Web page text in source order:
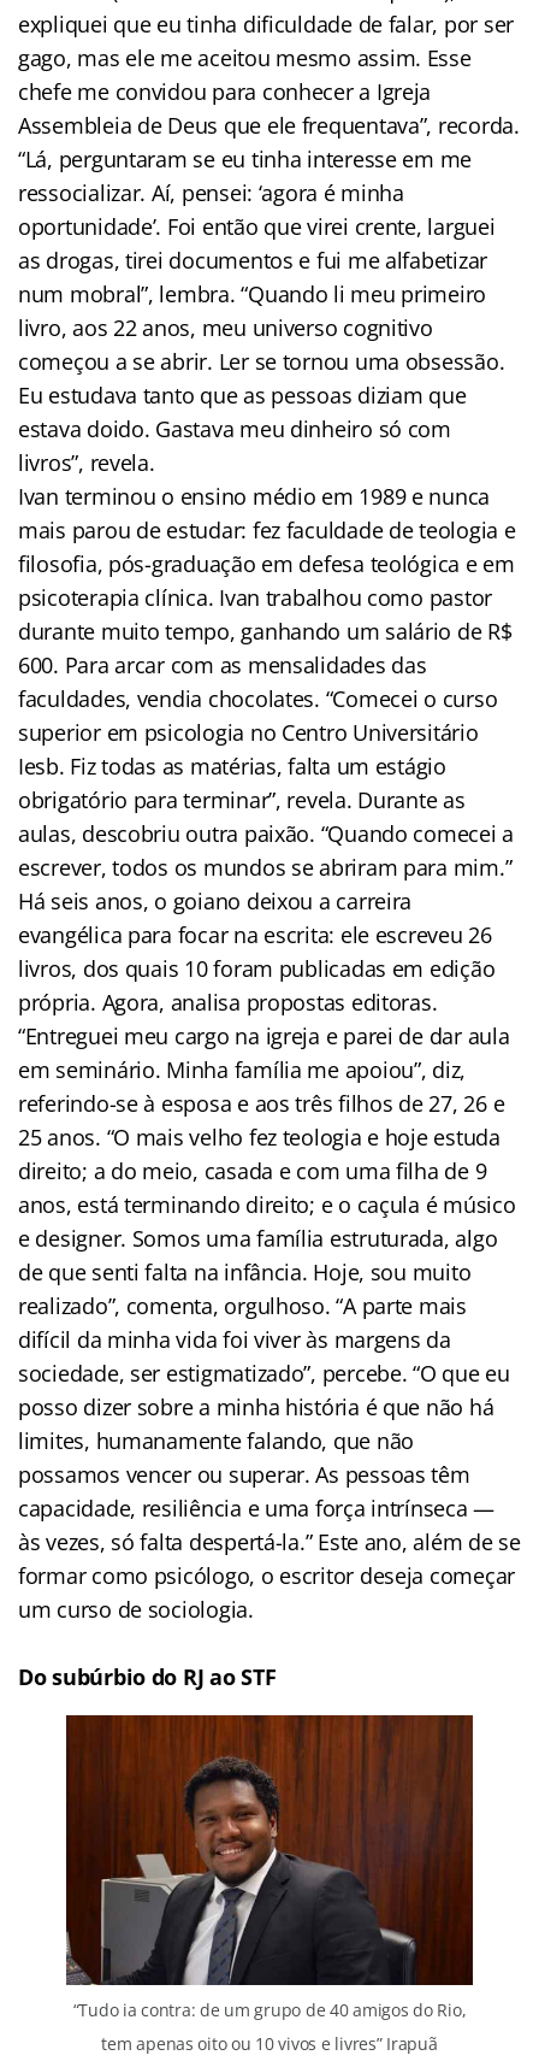
expliquei que eu tinha dificuldade de falar, por ser
gago, mas ele me aceitou mesmo assim. Esse
chefe me convidou para conhecer a Igreja
Assembleia de Deus que ele frequentava”, recorda.
“Lá, perguntaram se eu tinha interesse em me
ressocializar. Aí, pensei: ‘agora é minha
oportunidade’. Foi então que virei crente, larguei
as drogas, tirei documentos e fui me alfabetizar
num mobral”, lembra. “Quando li meu primeiro
livro, aos 22 anos, meu universo cognitivo
começou a se abrir. Ler se tornou uma obsessão.
Eu estudava tanto que as pessoas diziam que
estava doido. Gastava meu dinheiro só com
livros”, revela.
Ivan terminou o ensino médio em 1989 e nunca
mais parou de estudar: fez faculdade de teologia e
filosofia, pós-graduação em defesa teológica e em
psicoterapia clínica. Ivan trabalhou como pastor
durante muito tempo, ganhando um salário de R$
600. Para arcar com as mensalidades das
faculdades, vendia chocolates. “Comecei o curso
superior em psicologia no Centro Universitário
Iesb. Fiz todas as matérias, falta um estágio
obrigatório para terminar”, revela. Durante as
aulas, descobriu outra paixão. “Quando comecei a
escrever, todos os mundos se abriram para mim.”
Há seis anos, o goiano deixou a carreira
evangélica para focar na escrita: ele escreveu 26
livros, dos quais 10 foram publicadas em edição
própria. Agora, analisa propostas editoras.
“Entreguei meu cargo na igreja e parei de dar aula
em seminário. Minha família me apoiou”, diz,
referindo-se à esposa e aos três filhos de 27, 26 e
25 anos. “O mais velho fez teologia e hoje estuda
direito; a do meio, casada e com uma filha de 9
anos, está terminando direito; e o caçula é músico
e designer. Somos uma família estruturada, algo
de que senti falta na infância. Hoje, sou muito
realizado”, comenta, orgulhoso. “A parte mais
difícil da minha vida foi viver às margens da
sociedade, ser estigmatizado”, percebe. “O que eu
posso dizer sobre a minha história é que não há
limites, humanamente falando, que não
possamos vencer ou superar. As pessoas têm
capacidade, resiliência e uma força intrínseca —
às vezes, só falta despertá-la.” Este ano, além de se
formar como psicólogo, o escritor deseja começar
um curso de sociologia.
Do subúrbio do RJ ao STF
“Tudo ia contra: de um grupo de 40 amigos do Rio,
tem apenas oito ou 10 vivos e livres” Irapuã